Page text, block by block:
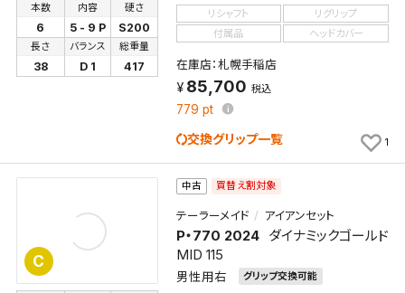
本数
6
内容
5 - 9 P
硬さ
S200
長さ
38
バランス
D 1
総重量
417
リシャフト
リグリップ
付属品
ヘッドカバー
在庫店：札幌手稲店
85,700 税込
779 pt
交換グリップ一覧 1
C
中古 買替え割対象
テーラーメイド アイアンセット
P・770 2024
ダイナミックゴールド
MID 115
男性用右 グリップ交換可能